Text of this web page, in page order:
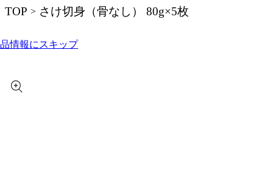
TOP > さけ切身（骨なし） 80g×5枚
情報にスキップ